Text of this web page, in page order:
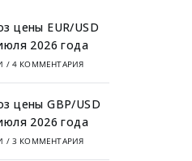
цены EUR/USD
2026 года
/ 4 КОММЕНТАРИЯ
цены GBP/USD
2026 года
/ 3 КОММЕНТАРИЯ